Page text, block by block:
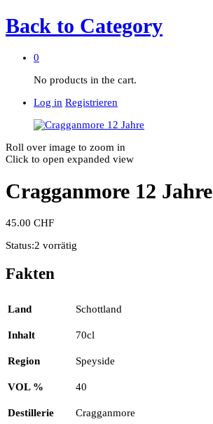
Back to Category
0
No products in the cart.
Log in Registrieren
Roll over image to zoom in
Click to open expanded view
Cragganmore 12 Jahre
45.00 CHF
Status:2 vorrätig
Fakten
Land Schottland
Inhalt 70cl
Region Speyside
VOL % 40
Destillerie Cragganmore